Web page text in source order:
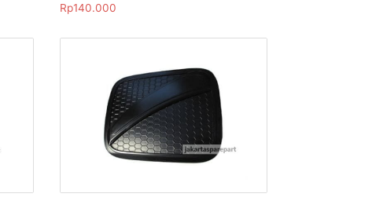
Rp140.000